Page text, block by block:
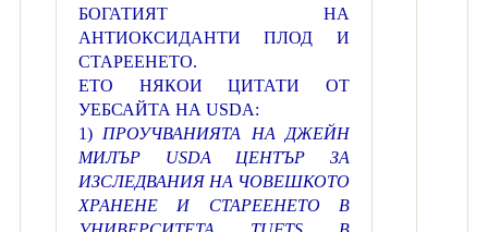
БОГАТИЯТ НА
АНТИОКСИДАНТИ ПЛОД И
СТАРЕЕНЕТО.
ЕТО НЯКОИ ЦИТАТИ ОТ
УЕБСАЙТА НА USDA:
1) ПРОУЧВАНИЯТА НА ДЖЕЙН
МИЛЪР USDA ЦЕНТЪР ЗА
ИЗСЛЕДВАНИЯ НА ЧОВЕШКОТО
ХРАНЕНЕ И СТАРЕЕНЕТО В